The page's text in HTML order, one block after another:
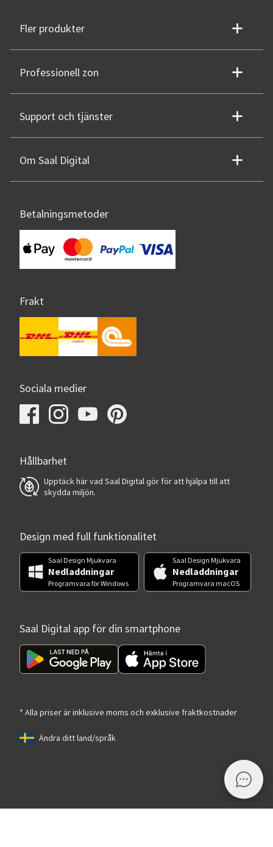
Fler produkter
Professionell zon
Support och tjänster
Om Saal Digital
Betalningsmetoder
Frakt
Sociala medier
Hållbarhet
Upptäck här vad Saal Digital gör för att hjälpa till att
skydda miljön.
Design med full funktionalitet
Saal Design Mjukvara
Nedladdningar
Programvara för Windows
Saal Design Mjukvara
Nedladdningar
Programvara macOS
Saal Digital app för din smartphone
* Alla priser är inklusive moms och exklusive fraktkostnader
Ändra ditt land/språk